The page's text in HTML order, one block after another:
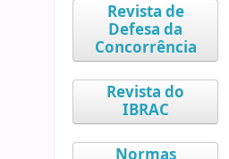
Revista de
Defesa da
Concorrência
Revista do
IBRAC